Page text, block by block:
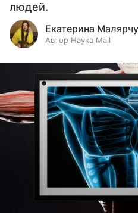
людей.
Екатерина
Автор Наука Mail